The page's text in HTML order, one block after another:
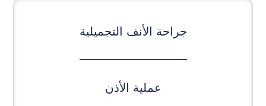
جراحة الأنف التجميلية
عملية الأذن